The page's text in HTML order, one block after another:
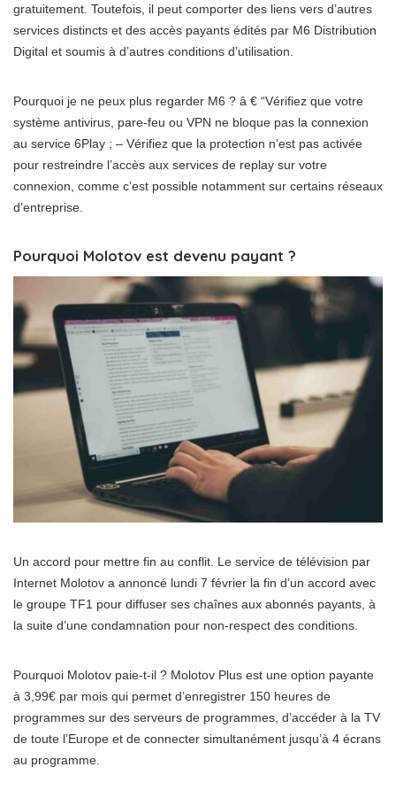
gratuitement. Toutefois, il peut comporter des liens vers d’autres
services distincts et des accès payants édités par M6 Distribution
Digital et soumis à d’autres conditions d’utilisation.
Pourquoi je ne peux plus regarder M6 ? â € “Vérifiez que votre
système antivirus, pare-feu ou VPN ne bloque pas la connexion
au service 6Play ; – Vérifiez que la protection n’est pas activée
pour restreindre l’accès aux services de replay sur votre
connexion, comme c’est possible notamment sur certains réseaux
d’entreprise.
Pourquoi Molotov est devenu payant ?
Un accord pour mettre fin au conflit. Le service de télévision par
Internet Molotov a annoncé lundi 7 février la fin d’un accord avec
le groupe TF1 pour diffuser ses chaînes aux abonnés payants, à
la suite d’une condamnation pour non-respect des conditions.
Pourquoi Molotov paie-t-il ? Molotov Plus est une option payante
à 3,99€ par mois qui permet d’enregistrer 150 heures de
programmes sur des serveurs de programmes, d’accéder à la TV
de toute l’Europe et de connecter simultanément jusqu’à 4 écrans
au programme.